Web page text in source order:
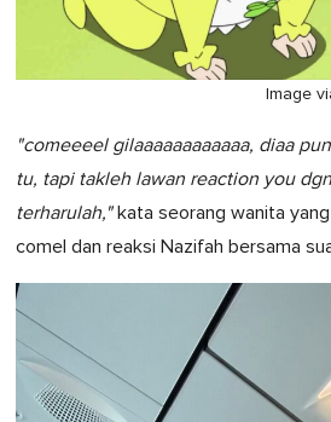
Image
"comeeeel gilaaaaaaaaaaaa, diaa
tu, tapi takleh lawan reaction you
terharulah,"kata seorang wanita
comel dan reaksi Nazifah bersama